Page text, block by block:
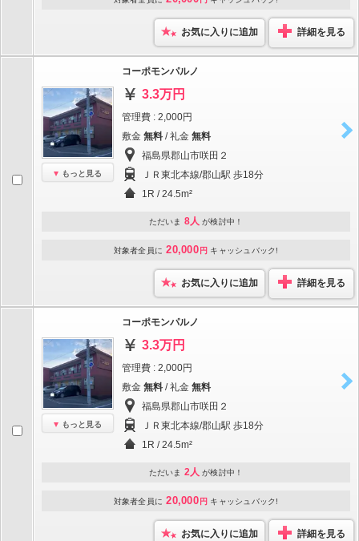
お気に入りに追加 詳細を見る
もっと見る
コーポモンパルノ
3.3万円
管理費 : 2,000円
敷金 無料 / 礼金 無料
福島県郡山市咲田２
ＪＲ東北本線/郡山駅 歩18分
1R / 24.5m²
ただいま 8人 が検討中！
対象者全員に 20,000 円 キャッシュバック!
お気に入りに追加 詳細を見る
もっと見る
コーポモンパルノ
3.3万円
管理費 : 2,000円
敷金 無料 / 礼金 無料
福島県郡山市咲田２
ＪＲ東北本線/郡山駅 歩18分
1R / 24.5m²
ただいま 2人 が検討中！
対象者全員に 20,000 円 キャッシュバック!
お気に入りに追加 詳細を見る